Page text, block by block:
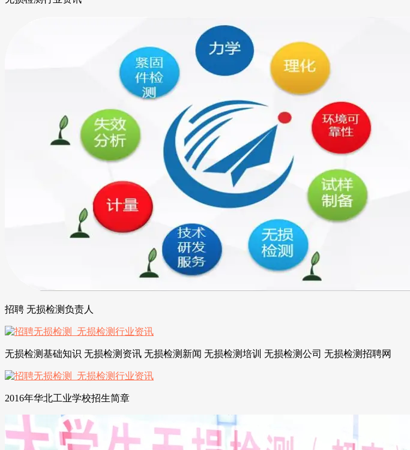
招聘 无损检测负责人
无损检测基础知识 无损检测资讯 无损检测新闻 无损检测培训 无损检测公司 无损检测招聘网
2016年华北工业学校招生简章